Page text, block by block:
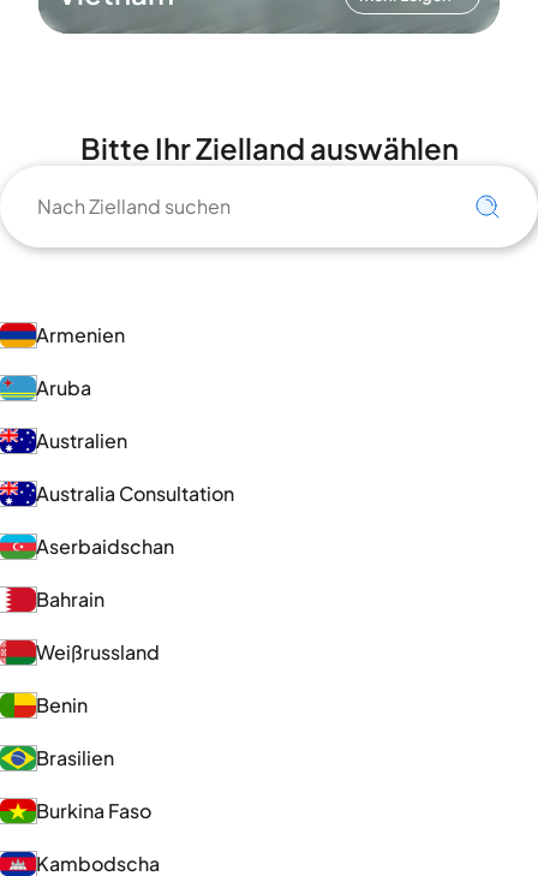
Bitte Ihr Zielland auswählen
Armenien
Aruba
Australien
Australia Consultation
Aserbaidschan
Bahrain
Weißrussland
Benin
Brasilien
Burkina Faso
Kambodscha